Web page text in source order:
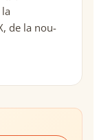
de la nou-